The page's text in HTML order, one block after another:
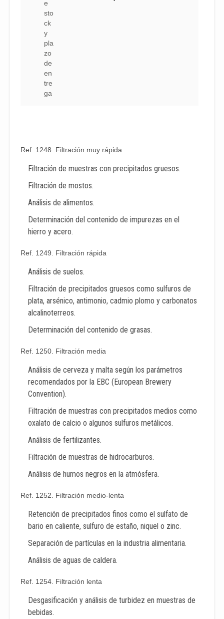
e
sto
ck
y
pla
zo
de
en
tre
ga
Ref. 1248. Filtración muy rápida
Filtración de muestras con precipitados gruesos.
Filtración de mostos.
Análisis de alimentos.
Determinación del contenido de impurezas en el
hierro y acero.
Ref. 1249. Filtración rápida
Análisis de suelos.
Filtración de precipitados gruesos como sulfuros de
plata, arsénico, antimonio, cadmio plomo y carbonatos
alcalinoterreos.
Determinación del contenido de grasas.
Ref. 1250. Filtración media
Análisis de cerveza y malta según los parámetros
recomendados por la EBC (European Brewery
Convention).
Filtración de muestras con precipitados medios como
oxalato de calcio o algunos sulfuros metálicos.
Análisis de fertilizantes.
Filtración de muestras de hidrocarburos.
Análisis de humos negros en la atmósfera.
Ref. 1252. Filtración medio-lenta
Retención de precipitados finos como el sulfato de
bario en caliente, sulfuro de estaño, niquel o zinc.
Separación de partículas en la industria alimentaria.
Análisis de aguas de caldera.
Ref. 1254. Filtración lenta
Desgasificación y análisis de turbidez en muestras de
bebidas.